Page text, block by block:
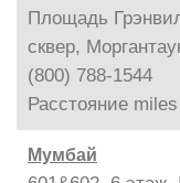
Площадь
сквер,
(800) 788-1544
Расстояние miles
Мумбай